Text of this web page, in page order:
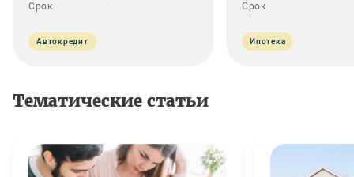
Срок
Автокредит
Срок
Ипотека
Тематические статьи